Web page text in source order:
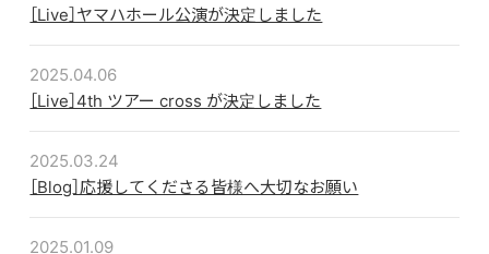
［Live］ヤマハホール公演が決定しました
2025.04.06
［Live］4th ツアー cross が決定しました
2025.03.24
［Blog］応援してくださる皆様へ大切なお願い
2025.01.09